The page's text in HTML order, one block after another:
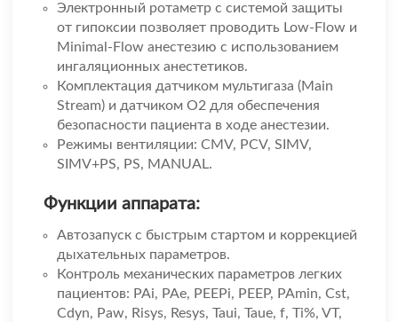
Электронный ротаметр с системой защиты
от гипоксии позволяет проводить Low-Flow и
Minimal-Flow анестезию с использованием
ингаляционных анестетиков.
Комплектация датчиком мультигаза (Main
Stream) и датчиком O2 для обеспечения
безопасности пациента в ходе анестезии.
Режимы вентиляции: CMV, PCV, SIMV,
SIMV+PS, PS, MANUAL.
Функции аппарата:
Автозапуск с быстрым стартом и коррекцией
дыхательных параметров.
Контроль механических параметров легких
пациентов: PAi, PAe, PEEPi, PEEP, PAmin, Cst,
Cdyn, Paw, Risys, Resys, Taui, Taue, f, Ti%, VT,